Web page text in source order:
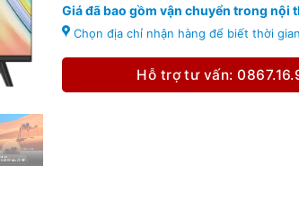
Giá đã bao gồm vận chuyển trong nội
Chọn địa chỉ nhận hàng để biết thời
Hỗ trợ tư vấn: